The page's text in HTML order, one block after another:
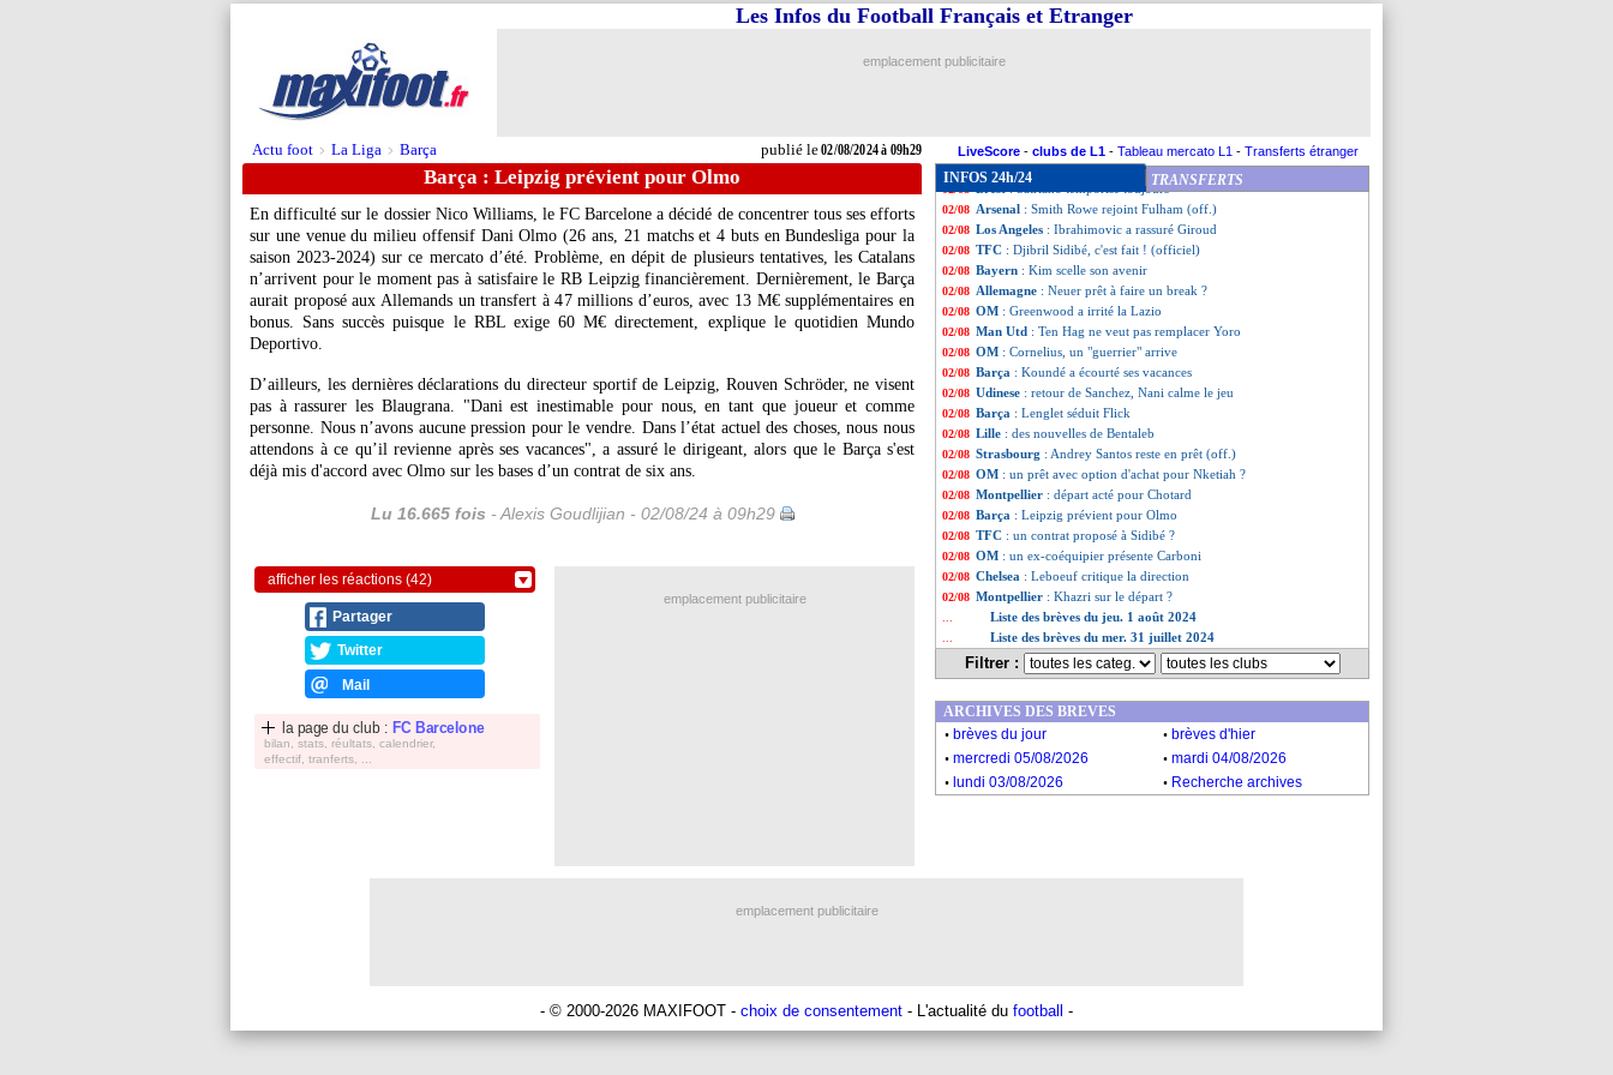
Actu foot > La Liga > Barça publié le02/08/2024 à 09h29
Les Infos du Football Français et Etranger
emplacement publicitaire
LiveScore - clubs de L1 - Tableau mercato L1 - Transferts étranger
Barça : Leipzig prévient pour Olmo
En difficulté sur le dossier Nico Williams, le FC Barcelone a décidé de concentrer tous ses efforts
sur une venue du milieu offensif DaniOlmo (26 ans, 21 matchs et 4 buts en Bundesliga pour la
saison 2023-2024) sur ce mercato d’été. Problème, en dépit de plusieurs tentatives, les Catalans
n’arrivent pour le moment pas à satisfaire le RB Leipzig financièrement. Dernièrement, le Barça
aurait proposé aux Allemands un transfert à 47 millions d’euros, avec 13 M€ supplémentaires en
bonus. Sans succès puisque le RBL exige 60 M€ directement, explique le quotidien Mundo
Deportivo.
D’ailleurs, les dernières déclarations du directeur sportif de Leipzig, Rouven Schröder, ne visent
pas à rassurer les Blaugrana. "Dani est inestimable pour nous, en tant que joueur et comme
personne. Nous n’avons aucune pression pour le vendre. Dans l’état actuel des choses, nous nous
attendons à ce qu’il revienne après ses vacances", a assuré le dirigeant, alors que le Barça s'est
déjà mis d'accord avec Olmo sur les bases d’un contrat de six ans.
Lu 16.665 fois - Alexis Goudlijian - 02/08/24 à 09h29
afficher les réactions (42)
Partager
Twitter
Mail
la page du club : FC Barcelone
bilan, stats, réultats, calendrier,
effectif, tranferts, ...
INFOS 24h/24 TRANSFERTS
02/08 Palace: Newcastle se lance pour Guehi
02/08 Gérone : Dovbyk rejoint la Roma (officiel)
02/08 JO: le Maroc écrase les Etats-Unis !
02/08 Juve: K. Thuram explique son choix
02/08 Barça: Lewandowski se sent mieux
: Satriano temporise toujours
02/08 Arsenal : Smith Rowe rejoint Fulham (off.)
02/08 Los Angeles : Ibrahimovic a rassuré Giroud
02/08 TFC : Djibril Sidibé, c'est fait ! (officiel)
02/08 Bayern : Kim scelle son avenir
02/08 Allemagne : Neuer prêt à faire un break ?
02/08 OM : Greenwood a irrité la Lazio
02/08 Man Utd : Ten Hag ne veut pas remplacer Yoro
02/08 OM : Cornelius, un "guerrier" arrive
02/08 Barça : Koundé a écourté ses vacances
02/08 Udinese : retour de Sanchez, Nani calme le jeu
02/08 Barça : Lenglet séduit Flick
02/08 Lille : des nouvelles de Bentaleb
02/08 Strasbourg : Andrey Santos reste en prêt (off.)
02/08 OM : un prêt avec option d'achat pour Nketiah ?
02/08 Montpellier : départ acté pour Chotard
02/08 Barça : Leipzig prévient pour Olmo
02/08 TFC : un contrat proposé à Sidibé ?
02/08 OM : un ex-coéquipier présente Carboni
02/08 Chelsea : Leboeuf critique la direction
02/08 Montpellier : Khazri sur le départ ?
Liste des brèves du jeu. 1 août 2024
Liste des brèves du mer. 31 juillet 2024
Filtrer :
emplacement publicitaire
ARCHIVES DES BREVES
. brèves du jour . brèves d'hier
. mercredi 05/08/2026 . mardi 04/08/2026
. lundi 03/08/2026 . Recherche archives
emplacement publicitaire
- © 2000-2026 MAXIFOOT - choix de consentement - L'actualité du football -